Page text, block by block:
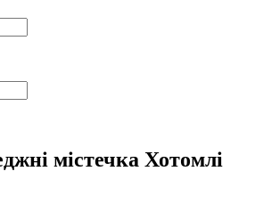
містечка Хотомлі